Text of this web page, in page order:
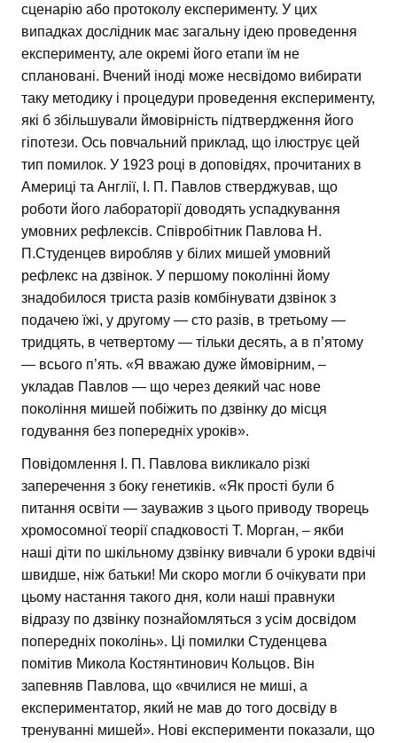
сценарію або протоколу експерименту. У цих
випадках дослідник має загальну ідею проведення
експерименту, але окремі його етапи їм не
сплановані. Вчений іноді може несвідомо вибирати
таку методику і процедури проведення експерименту,
які б збільшували ймовірність підтвердження його
гіпотези. Ось повчальний приклад, що ілюструє цей
тип помилок. У 1923 році в доповідях, прочитаних в
Америці та Англії, І. П. Павлов стверджував, що
роботи його лабораторії доводять успадкування
умовних рефлексів. Співробітник Павлова Н.
П.Студенцев виробляв у білих мишей умовний
рефлекс на дзвінок. У першому поколінні йому
знадобилося триста разів комбінувати дзвінок з
подачею їжі, у другому — сто разів, в третьому —
тридцять, в четвертому — тільки десять, а в п’ятому
— всього п’ять. «Я вважаю дуже ймовірним, –
укладав Павлов — що через деякий час нове
покоління мишей побіжить по дзвінку до місця
годування без попередніх уроків».
Повідомлення І. П. Павлова викликало різкі
заперечення з боку генетиків. «Як прості були б
питання освіти — зауважив з цього приводу творець
хромосомної теорії спадковості Т. Морган, – якби
наші діти по шкільному дзвінку вивчали б уроки вдвічі
швидше, ніж батьки! Ми скоро могли б очікувати при
цьому настання такого дня, коли наші правнуки
відразу по дзвінку познайомляться з усім досвідом
попередніх поколінь». Ці помилки Студенцева
помітив Микола Костянтинович Кольцов. Він
запевняв Павлова, що «вчилися не миші, а
експериментатор, який не мав до того досвіду в
тренуванні мишей». Нові експерименти показали, що